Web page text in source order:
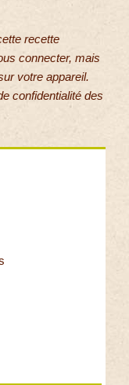
recette
connecter, mais
votre appareil.
confidentialité des